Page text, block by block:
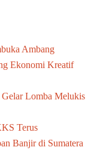
Ambang
Ekonomi Kreatif
Lomba Melukis
Terus
Banjir di Sumatera